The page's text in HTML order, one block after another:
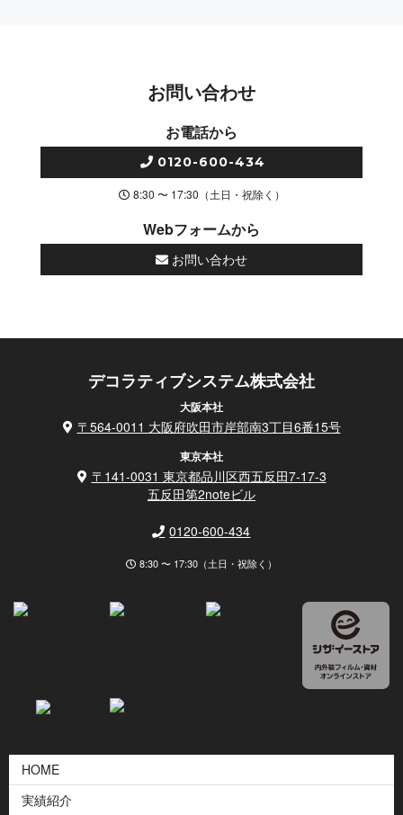
お問い合わせ
お電話から
0120-600-434
8:30 〜 17:30（土日・祝除く）
Webフォームから
お問い合わせ
デコラティブシステム株式会社
大阪本社
〒564-0011 大阪府吹田市岸部南3丁目6番15号
東京本社
〒141-0031 東京都品川区西五反田7-17-3
五反田第2noteビル
0120-600-434
8:30 〜 17:30（土日・祝除く）
HOME
実績紹介